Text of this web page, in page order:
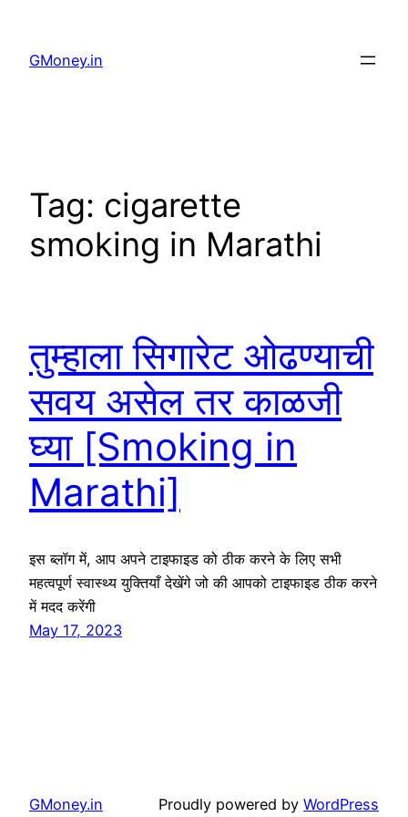
GMoney.in
Tag: cigarette
smoking in Marathi
तुम्हाला सिगारेट ओढण्याची
सवय असेल तर काळजी
घ्या [Smoking in
Marathi]
इस ब्लॉग में, आप अपने टाइफाइड को ठीक करने के लिए सभी
महत्वपूर्ण स्वास्थ्य युक्तियाँ देखेंगे जो की आपको टाइफाइड ठीक करने
में मदद करेंगी
May 17, 2023
GMoney.in Proudly powered by WordPress